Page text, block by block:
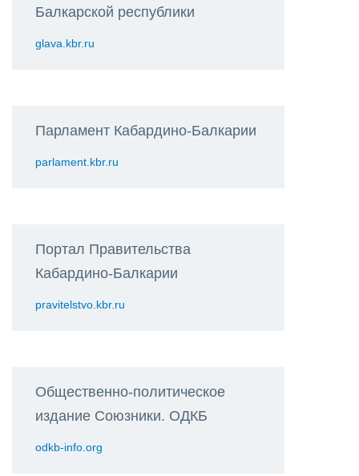
Балкарской республики
glava.kbr.ru
Парламент Кабардино-Балкарии
parlament.kbr.ru
Портал Правительства
Кабардино-Балкарии
pravitelstvo.kbr.ru
Общественно-политическое
издание Союзники. ОДКБ
odkb-info.org